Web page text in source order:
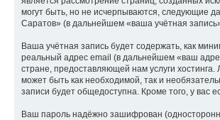
могут быть, но не исчерпываются, следующие
Саратов» (в дальнейшем «ваша учётная
Ваша учётная запись будет содержать, как
реальный адрес email (в дальнейшем «ваш
стране, предоставляющей нам услуги
может быть как необходимой, так и
записи будет общедоступна. Кроме того, у вас
Ваш пароль надёжно зашифрован